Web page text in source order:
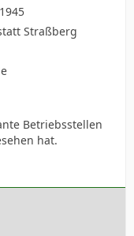
Straßberg
Betriebsstellen
hat.